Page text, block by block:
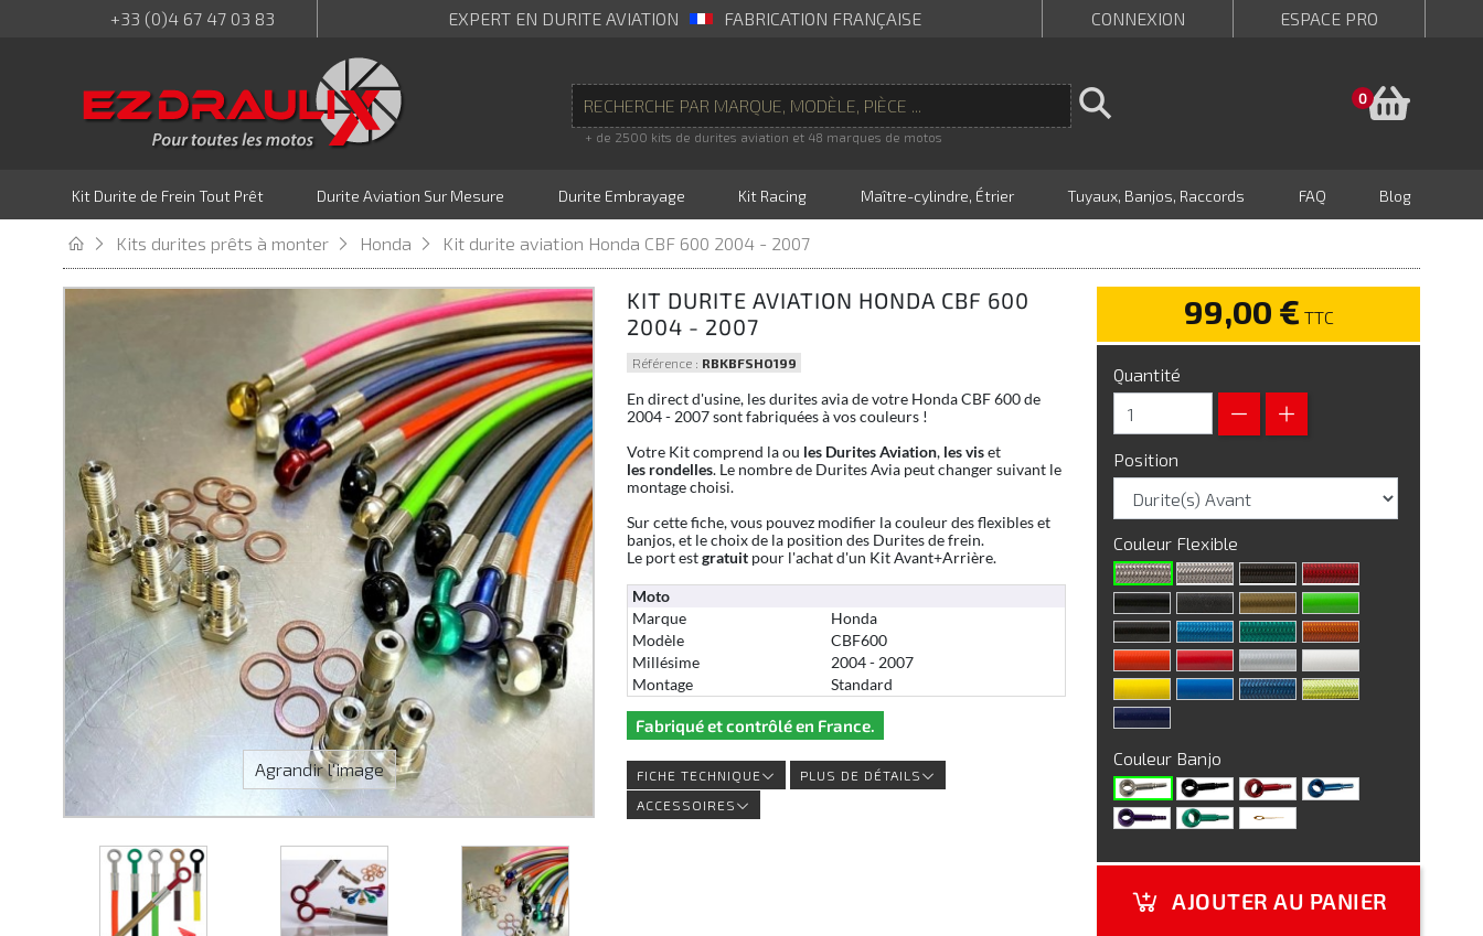
+33 (0)4 67 47 03 83 EXPERT EN DURITE AVIATION FABRICATION FRANÇAISE CONNEXION ESPACE PRO
+ de 2500 kits de durites aviation et 48 marques de motos
0
Kit Durite de Frein Tout Prêt Durite Aviation Sur Mesure Durite Embrayage Kit Racing Maître-cylindre, Étrier Tuyaux, Banjos, Raccords FAQ Blog
Kits durites prêts à monter Honda Kit durite aviation Honda CBF 600 2004 - 2007
Agrandir l'image
KIT DURITE AVIATION HONDA CBF 600
2004 - 2007
Référence : RBKBFSHO199
En direct d'usine, les durites avia de votre Honda CBF 600 de
2004 - 2007 sont fabriquées à vos couleurs !
Votre Kit comprend la ou les Durites Aviation, les viset
les rondelles. Le nombre de Durites Avia peut changer suivant le
montage choisi.
Sur cette fiche, vous pouvez modifier la couleur des flexibles et
banjos, et le choix de la position des Durites de frein.
Le port estgratuitpour l'achat d'un Kit Avant+Arrière.
Moto
Marque
Honda
Modèle
CBF600
Millésime
2004 - 2007
Montage
Standard
Fabriqué et contrôlé en France.
FICHE TECHNIQUE
PLUS DE DÉTAILS
ACCESSOIRES
99,00 € TTC
Quantité
Position
Couleur Flexible
Couleur Banjo
AJOUTER AU PANIER